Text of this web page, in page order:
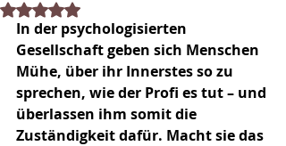
Mit NaN von 5 Sternen bewertet.
In der psychologisierten
Gesellschaft geben sich Menschen
Mühe, über ihr Innerstes so zu
sprechen, wie der Profi es tut – und
überlassen ihm somit die
Zuständigkeit dafür. Macht sie das